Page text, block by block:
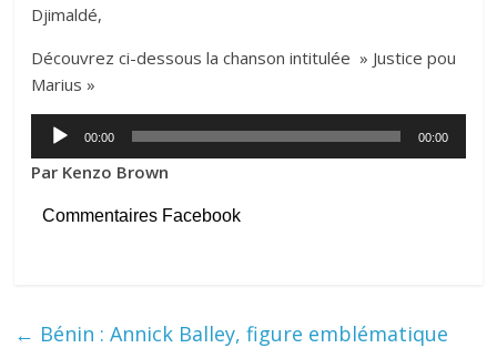
Djimaldé,
Découvrez ci-dessous la chanson intitulée » Justice pou
Marius »
Lecteur
audio
00:00 00:00
Par Kenzo Brown
Commentaires Facebook
← Bénin : Annick Balley, figure emblématique